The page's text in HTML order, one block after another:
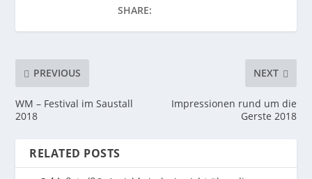
SHARE:
PREVIOUS
WM – Festival im Saustall
2018
NEXT
Impressionen rund um die
Gerste 2018
RELATED POSTS